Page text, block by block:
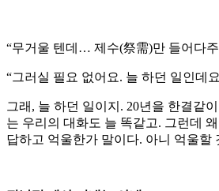
“무거울 텐데… 제수(祭需)만 들어다
“그러실 필요 없어요. 늘 하던 일인데
그래, 늘 하던 일이지. 20년을 한결같
는 우리의 대화도 늘 똑같고. 그런데
답하고 억울한가 말이다. 아니 억울할